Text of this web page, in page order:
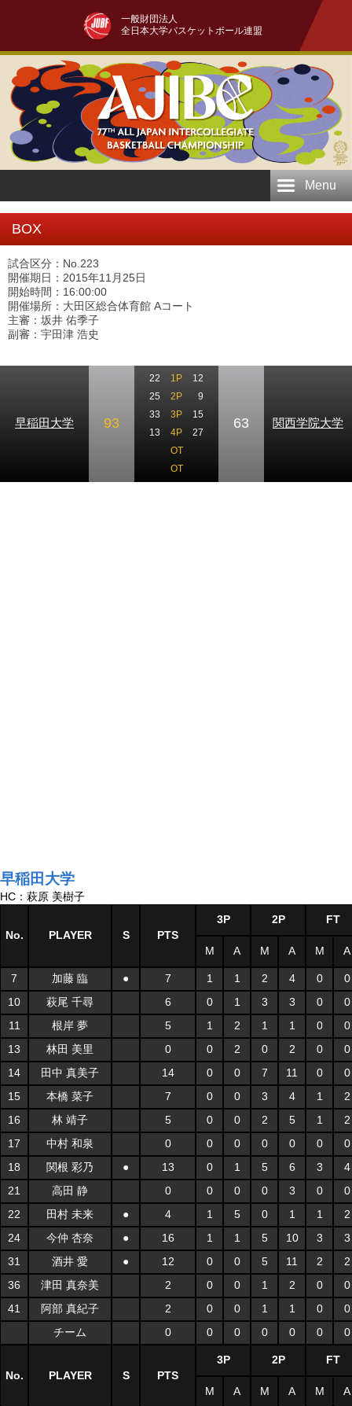
一般財団法人
全日本大学バスケットボール連盟
Menu
BOX
試合区分：No.223
開催期日：2015年11月25日
開始時間：16:00:00
開催場所：大田区総合体育館 Aコート
主審：坂井 佑季子
副審：宇田津 浩史
早稲田大学 93
22 1P
12
25
2P
9
33
3P
15
13
4P
27
OT
OT
63 関西学院大学
早稲田大学
HC：萩原 美樹子
No. PLAYER S PTS
3P 2P FT
M A M A M A
7 加藤 臨 ● 7 1 1 2 4 0
0
10
萩尾 千尋 6 0 1 3 3 0
0
11
根岸 夢 5 1 2 1 1 0
0
13
林田 美里 0 0 2 0 2 0
0
14
田中 真美子 14 0 0 7 11 0
0
15
本橋 菜子 7 0 0 3 4 1
2
16
林 靖子 5 0 0 2 5 1
2
17
中村 和泉 0 0 0 0 0 0
0
18
関根 彩乃 ● 13 0 1 5 6 3
4
21
高田 静 0 0 0 0 3 0
0
22
田村 未来 ● 4 1 5 0 1 1
2
24
今仲 杏奈 ● 16 1 1 5 10 3
3
31
酒井 愛 ● 12 0 0 5 11 2
2
36
津田 真奈美 2 0 0 1 2 0
0
41
阿部 真紀子 2 0 0 1 1 0
0
チーム
0 0 0 0 0 0 0
No. PLAYER S PTS
3P 2P FT
M A M A M A